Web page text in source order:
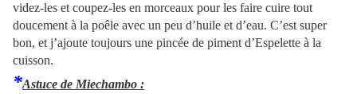
videz-les et coupez-les en morceaux pour les faire cuire tout
doucement à la poêle avec un peu d’huile et d’eau. C’est super
bon, et j’ajoute toujours une pincée de piment d’Espelette à la
cuisson.
*Astuce de Miechambo :